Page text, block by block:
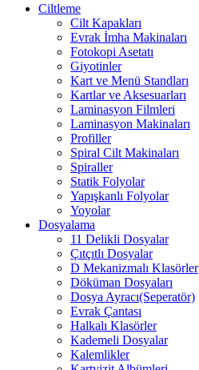
Ciltleme
Cilt Kapakları
Evrak İmha Makinaları
Fotokopi Asetatı
Giyotinler
Kart ve Menü Standları
Kartlar ve Aksesuarları
Laminasyon Filmleri
Laminasyon Makinaları
Profiller
Spiral Cilt Makinaları
Spiraller
Statik Folyolar
Yapışkanlı Folyolar
Yoyolar
Dosyalama
11 Delikli Dosyalar
Çıtçıtlı Dosyalar
D Mekanizmalı Klasörler
Döküman Dosyaları
Dosya Ayracı(Seperatör)
Evrak Çantası
Halkalı Klasörler
Kademeli Dosyalar
Kalemlikler